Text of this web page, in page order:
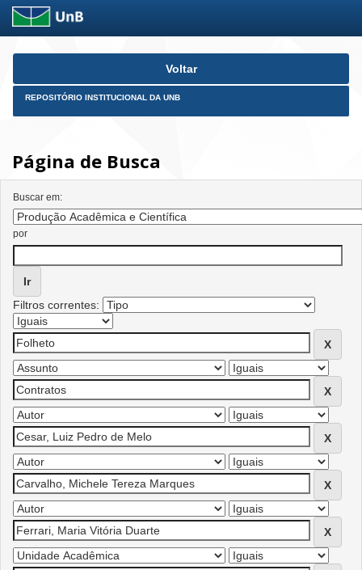
Skip
Voltar
REPOSITÓRIO INSTITUCIONAL DA UNB
Página de Busca
Buscar em:
por
Filtros correntes: